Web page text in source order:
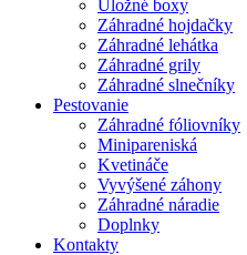
Úložné boxy
Záhradné hojdačky
Záhradné lehátka
Záhradné grily
Záhradné slnečníky
Pestovanie
Záhradné fóliovníky
Minipareniská
Kvetináče
Vyvýšené záhony
Záhradné náradie
Doplnky
Kontakty